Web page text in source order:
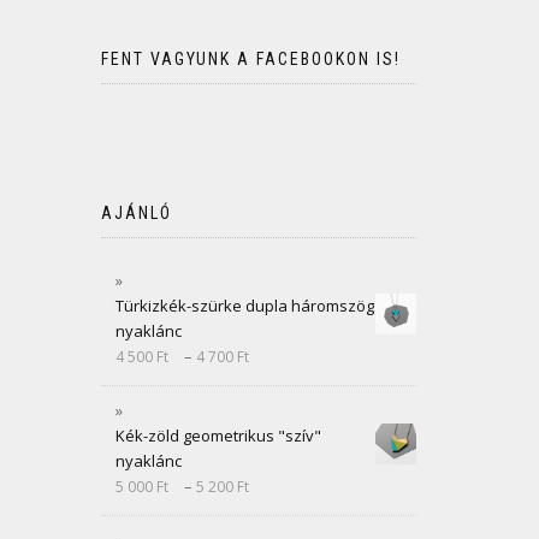
FENT VAGYUNK A FACEBOOKON IS!
AJÁNLÓ
Türkizkék-szürke dupla háromszög
nyaklánc
4 500 Ft – 4 700 Ft
Kék-zöld geometrikus "szív"
nyaklánc
5 000 Ft – 5 200 Ft